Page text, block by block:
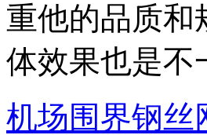
重他的品质和
体效果也是不
机场围界钢丝